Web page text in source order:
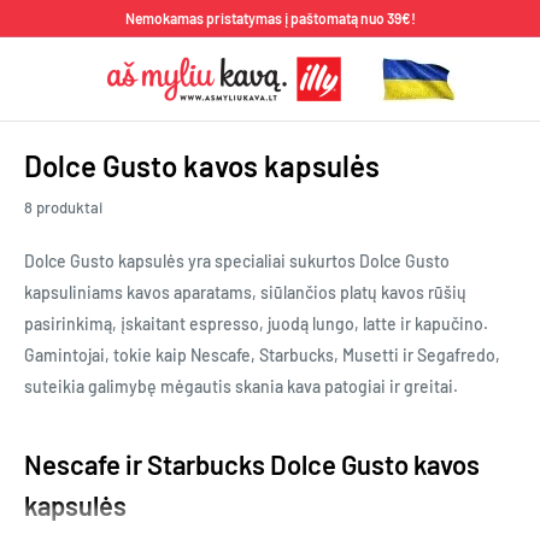
Nemokamas pristatymas į paštomatą nuo 39€!
Aš
Dolce Gusto kavos kapsulės
8 produktai
Dolce Gusto kapsulės yraspecialiai sukurtos Dolce Gusto
kapsuliniams kavos aparatams, siūlančios platų kavos rūšių
pasirinkimą, įskaitant espresso, juodą lungo, latte ir kapučino.
Gamintojai, tokie kaip Nescafe, Starbucks, Musetti ir Segafredo,
suteikia galimybę mėgautis skania kava patogiai ir greitai.
Nescafe ir Starbucks Dolce Gusto kavos
kapsulės